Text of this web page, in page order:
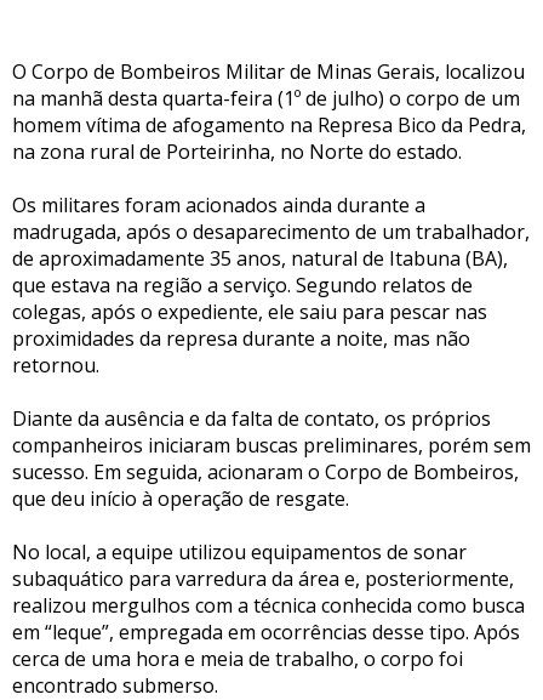
O Corpo de Bombeiros Militar de Minas Gerais, localizou
na manhã desta quarta-feira (1º de julho) o corpo de um
homem vítima de afogamento na Represa Bico da Pedra,
na zona rural de Porteirinha, no Norte do estado.
Os militares foram acionados ainda durante a
madrugada, após o desaparecimento de um trabalhador,
de aproximadamente 35 anos, natural de Itabuna (BA),
que estava na região a serviço. Segundo relatos de
colegas, após o expediente, ele saiu para pescar nas
proximidades da represa durante a noite, mas não
retornou.
Diante da ausência e da falta de contato, os próprios
companheiros iniciaram buscas preliminares, porém sem
sucesso. Em seguida, acionaram o Corpo de Bombeiros,
que deu início à operação de resgate.
No local, a equipe utilizou equipamentos de sonar
subaquático para varredura da área e, posteriormente,
realizou mergulhos com a técnica conhecida como busca
em “leque”, empregada em ocorrências desse tipo. Após
cerca de uma hora e meia de trabalho, o corpo foi
encontrado submerso.